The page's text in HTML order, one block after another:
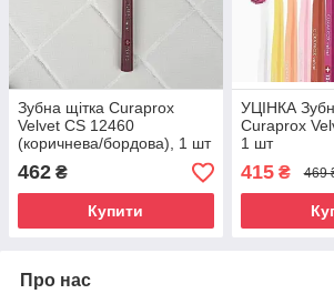
Зубна щітка Curaprox
Velvet CS 12460
(коричнева/бордова), 1 шт
462 ₴
Купити
УЦІНКА
Curaprox
1 шт
415₴ 469
Про нас